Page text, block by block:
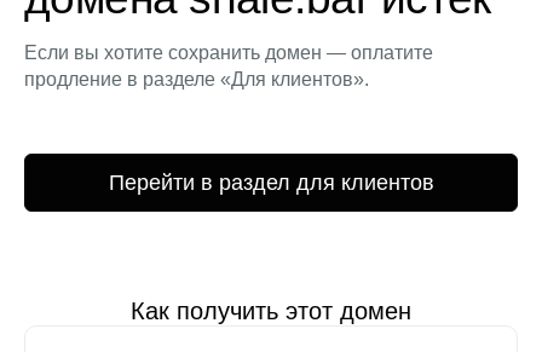
Если вы хотите сохранить домен — оплатите
продление в разделе «Для клиентов».
Перейти в раздел для клиентов
Как получить этот домен